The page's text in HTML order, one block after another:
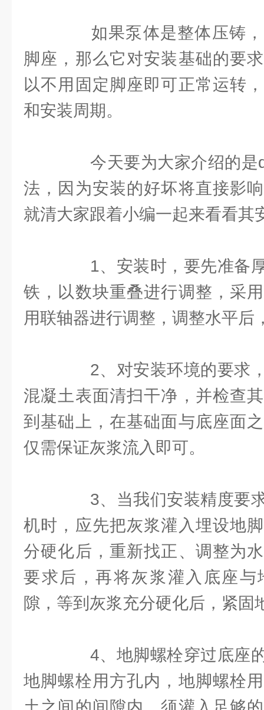
如果泵体是整体压铸，
脚座，那么它对安装基础的要
以不用固定脚座即可正常运转
和安装周期。
今天要为大家介绍的是
法，因为安装的好坏将直接影
就清大家跟着小编一起来看看其
1、安装时，要先准备厚
铁，以数块重叠进行调整，采
用联轴器进行调整，调整水平后
2、对安装环境的要求，
混凝土表面清扫干净，并检查
到基础上，在基础面与底座面
仅需保证灰浆流入即可。
3、当我们安装精度要求
机时，应先把灰浆灌入埋设地
分硬化后，重新找正、调整为
要求后，再将灰浆灌入底座与
隙，等到灰浆充分硬化后，紧固
4、地脚螺栓穿过底座的
地脚螺栓用方孔内，地脚螺栓